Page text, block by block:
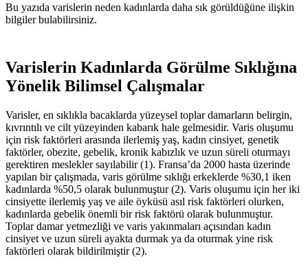
Bu yazıda varislerin neden kadınlarda daha sık görüldüğüne ilişkin
bilgiler bulabilirsiniz.
Varislerin Kadınlarda Görülme Sıklığına
Yönelik Bilimsel Çalışmalar
Varisler, en sıklıkla bacaklarda yüzeysel toplar damarların belirgin,
kıvrıntılı ve cilt yüzeyinden kabarık hale gelmesidir. Varis oluşumu
için risk faktörleri arasında ilerlemiş yaş, kadın cinsiyet, genetik
faktörler, obezite, gebelik, kronik kabızlık ve uzun süreli oturmayı
gerektiren meslekler sayılabilir (1). Fransa’da 2000 hasta üzerinde
yapılan bir çalışmada, varis görülme sıklığı erkeklerde %30,1 iken
kadınlarda %50,5 olarak bulunmuştur (2). Varis oluşumu için her iki
cinsiyette ilerlemiş yaş ve aile öyküsü asıl risk faktörleri olurken,
kadınlarda gebelik önemli bir risk faktörü olarak bulunmuştur.
Toplar damar yetmezliği ve varis yakınmaları açısından kadın
cinsiyet ve uzun süreli ayakta durmak ya da oturmak yine risk
faktörleri olarak bildirilmiştir (2).